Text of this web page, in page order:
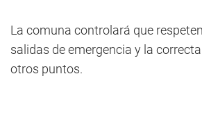
La comuna controlará que
salidas de emergencia y la
otros puntos.